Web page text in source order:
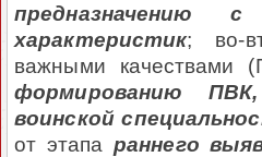
предназначению
характеристик; во-
важными качествами
формированию
воинской
от этапараннего